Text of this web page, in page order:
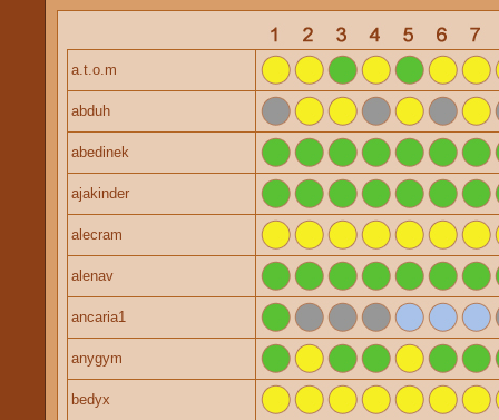
a.t.o.m
abduh
abedinek
ajakinder
alecram
alenav
ancaria1
anygym
bedyx